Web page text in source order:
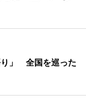
り」 全国を巡った